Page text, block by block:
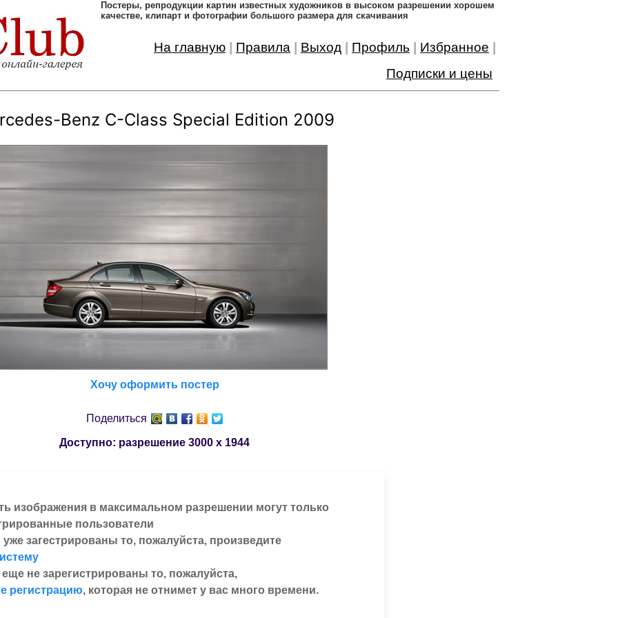
Постеры, pепродукции картин известных художников в высоком разрешении хорошем
качестве, клипарт и фотографии большого размера для скачивания
На главную Правила Выход Профиль Избранное
Подписки и цены
Benz C-Class Special Edition 2009
Хочу оформить постер
Поделиться
Доступно: разрешение 3000 x 1944
изображения в максимальном разрешении могут только
пользователи
загестрированы то, пожалуйста, произведите
не зарегистрированы то, пожалуйста,
регистрацию, которая не отнимет у вас много времени.